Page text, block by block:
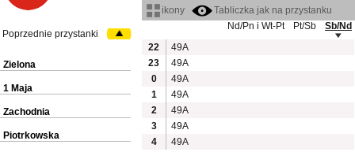
ikony
Tabliczka jak na przystanku
Nd/Pn i Wt-Pt
Pt/Sb
Sb/Nd
22
49A
23
49A
0
49A
1
49A
2
49A
3
49A
4
49A
Poprzednie przystanki
Zielona
1 Maja
Zachodnia
Piotrkowska